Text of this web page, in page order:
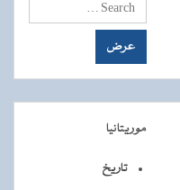
موريتانيا
تاريخ